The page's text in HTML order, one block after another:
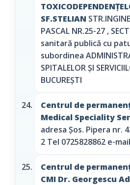
SF.STELIAN
PASCAL NR.25-27 ,
sanitară publică cu
subordinea
SPITALELOR ȘI
BUCUREȘTI
Centrul de
Medical Speciality
adresa Şos. Pipera nr.
2 Tel 0725828862 e-
Centrul de
CMI Dr. Georgescu